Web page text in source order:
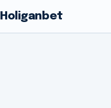
Holiganbet